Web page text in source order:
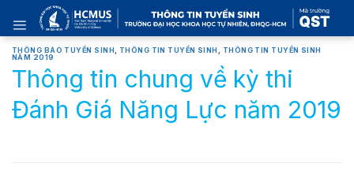
content
THÔNG BÁO TUYỂN SINH THÔNG TIN TUYỂN SINH
THÔNG TIN TUYỂN SINH
NĂM 2019
Thông tin chung về kỳ thi
Đánh Giá Năng Lực năm 2019